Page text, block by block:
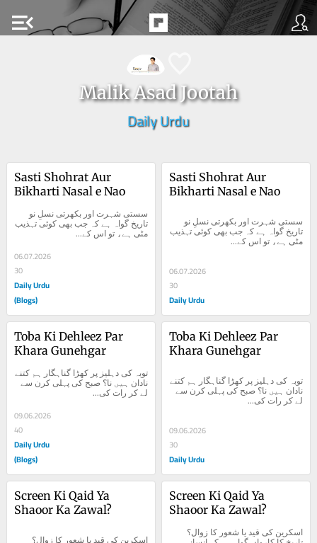
menu_open
Malik Asad Jootah
Daily Urdu
Sasti Shohrat Aur
Bikharti Nasal e Nao
مٹی ہے، تو اس کے...
06.07.2026
30
Daily Urdu
(Blogs)
Sasti Shohrat Aur
Bikharti Nasal e Nao
مٹی ہے، تو اس کے...
06.07.2026
30
Daily Urdu
Toba Ki Dehleez Par
Khara Gunehgar
لے کر رات کی...
09.06.2026
40
Daily Urdu
(Blogs)
Toba Ki Dehleez Par
Khara Gunehgar
لے کر رات کی...
09.06.2026
30
Daily Urdu
Screen Ki Qaid Ya
Shaoor Ka Zawal?
Screen Ki Qaid Ya
Shaoor Ka Zawal?